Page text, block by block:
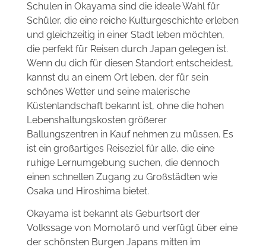
Schulen in Okayama sind die ideale Wahl für
Schüler, die eine reiche Kulturgeschichte erleben
und gleichzeitig in einer Stadt leben möchten,
die perfekt für Reisen durch Japan gelegen ist.
Wenn du dich für diesen Standort entscheidest,
kannst du an einem Ort leben, der für sein
schönes Wetter und seine malerische
Küstenlandschaft bekannt ist, ohne die hohen
Lebenshaltungskosten größerer
Ballungszentren in Kauf nehmen zu müssen. Es
ist ein großartiges Reiseziel für alle, die eine
ruhige Lernumgebung suchen, die dennoch
einen schnellen Zugang zu Großstädten wie
Osaka und Hiroshima bietet.
Okayama ist bekannt als Geburtsort der
Volkssage von Momotarō und verfügt über eine
der schönsten Burgen Japans mitten im